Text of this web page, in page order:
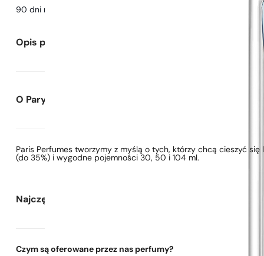
90 dni na
Opis perfum
O Paryskie Perfumy
Paris Perfumes tworzymy z myślą o tych, którzy chcą cieszyć
(do 35%) i wygodne pojemności 30, 50 i 104 ml.
Najczęściej zadawane pytania
Czym są oferowane przez nas perfumy?